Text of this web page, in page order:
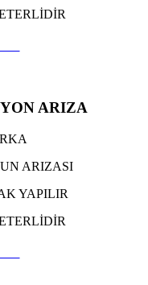
ARIZA
ARIZASI
YAPILIR